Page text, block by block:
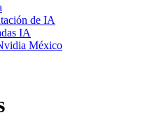
de IA
IA
México